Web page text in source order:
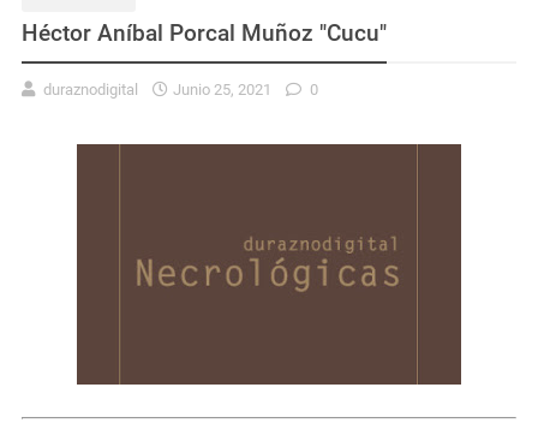
Héctor Aníbal Porcal Muñoz "Cucu"
duraznodigital Junio 25, 2021 0